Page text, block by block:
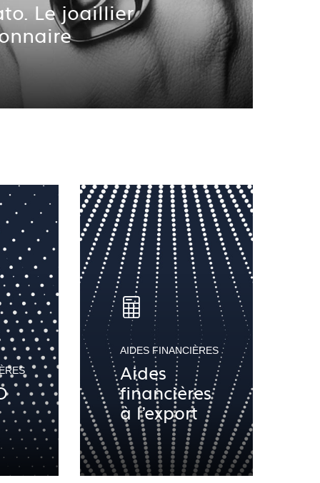
Le joaillier
AIDES FINANCIÈRES
Aides
financières
à l'export